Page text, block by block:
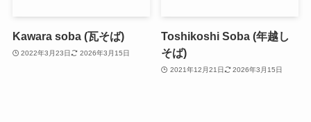
Kawara soba (瓦そば)
2022年3月23日 2026年3月15日
Toshikoshi Soba (年越し
そば)
2021年12月21日 2026年3月15日